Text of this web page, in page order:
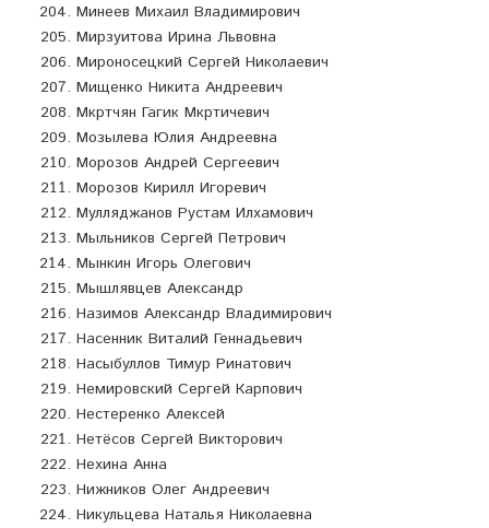
Минеев Михаил Владимирович
Мирзуитова Ирина Львовна
Мироносецкий Сергей Николаевич
Мищенко Никита Андреевич
Мкртчян Гагик Мкртичевич
Мозылева Юлия Андреевна
Морозов Андрей Сергеевич
Морозов Кирилл Игоревич
Мулляджанов Рустам Илхамович
Мыльников Сергей Петрович
Мынкин Игорь Олегович
Мышлявцев Александр
Назимов Александр Владимирович
Насенник Виталий Геннадьевич
Насыбуллов Тимур Ринатович
Немировский Сергей Карпович
Нестеренко Алексей
Нетёсов Сергей Викторович
Нехина Анна
Нижников Олег Андреевич
Никульцева Наталья Николаевна